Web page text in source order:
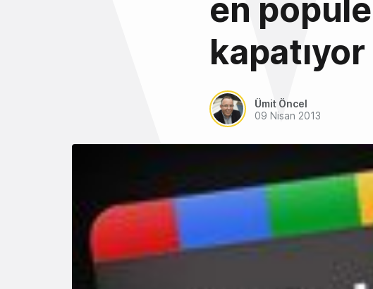
en
kapatıyor
Ümit Öncel
09 Nisan 2013